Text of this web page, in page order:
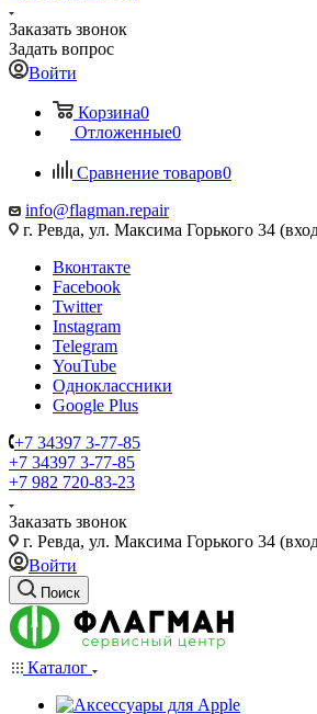
Заказать звонок
Задать вопрос
Войти
Корзина0
Отложенные0
Сравнение товаров0
info@flagman.repair
г. Ревда, ул. Максима Горького 34
Вконтакте
Facebook
Twitter
Instagram
Telegram
YouTube
Одноклассники
Google Plus
+7 34397 3-77-85
+7 34397 3-77-85
+7 982 720-83-23
Заказать звонок
г. Ревда, ул. Максима Горького 34
Войти
Поиск
Каталог